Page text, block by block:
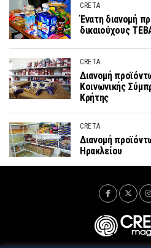
CRETA
Ένατη διανομή
δικαιούχους
CRETA
Διανομή
Κοινωνικής
Κρήτης
CRETA
Διανομή
Ηρακλείου